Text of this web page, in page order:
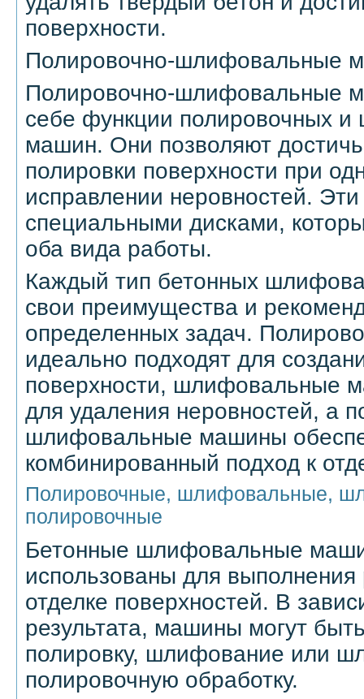
поверхности.
Полировочно-шлифовальные
Полировочно-шлифовальные
себе функции полировочных
машин. Они позволяют
полировки поверхности при
исправлении неровностей.
специальными дисками,
оба вида работы.
Каждый тип бетонных
свои преимущества и
определенных задач.
идеально подходят для
поверхности, шлифовальные
для удаления неровностей, а
шлифовальные машины
комбинированный подход к
Полировочные, шлифовальные,
полировочные
Бетонные шлифовальные
использованы для
отделке поверхностей. В
результата, машины могут
полировку, шлифование или
полировочную обработку.